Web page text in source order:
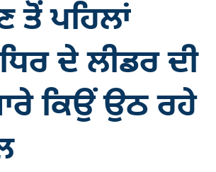
ਤੋਂ ਪਹਿਲਾਂ
ਦੇ ਲੀਡਰ ਦੀ
ਕਿਉਂ ਉਠ ਰਹੇ